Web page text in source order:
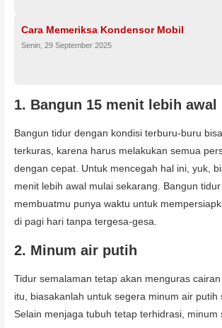
Cara Memeriksa Kondensor Mobil
Senin, 29 September 2025
1. Bangun 15 menit lebih awal
Bangun tidur dengan kondisi terburu-buru
terkuras, karena harus melakukan semua
dengan cepat. Untuk mencegah hal ini, yuk,
menit lebih awal mulai sekarang. Bangun
membuatmu punya waktu untuk
di pagi hari tanpa tergesa-gesa.
2. Minum air putih
Tidur semalaman tetap akan menguras
itu, biasakanlah untuk segera minum air putih
Selain menjaga tubuh tetap terhidrasi, minum